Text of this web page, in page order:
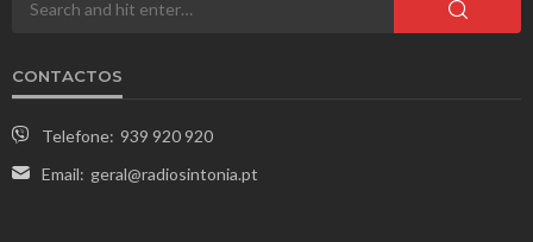
CONTACTOS
Telefone: 939 920 920
Email: geral@radiosintonia.pt